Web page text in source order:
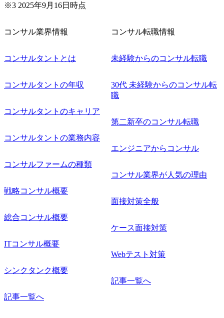
きます。 ● 勤務地 東京都渋谷区渋谷3丁目6-7 渋谷金王タワ
則により就業時間内の喫煙を全面的に禁止 ・禁煙サポート
制度あり オンライン ● 必須要件 以下いずれかのご経験をお
件定義～基本設計など上流経験2年以上 ・PMO経験2年以上
工程の経験 ・サブリーダー以上のマネジメント経験 ・お客
様との折衝経験、交渉経験 ・組織課題に対して主体的に業
務改善に取り組まれたご経験 ・アジャイル/スクラムへの興
味関心 ● 求める人物像 ・リーダーシップが取れる方/一人称
で主体的に動ける方 ・年齢にこだわらず、アドバイスを素
直に受け取れる方 ・推進力のある方
※3 2025年9月16日時点
コンサル業界情報
コンサルタントとは
コンサルタントの年収
コンサルタントのキャリア
コンサルタントの業務内容
コンサルファームの種類
戦略コンサル概要
総合コンサル概要
ITコンサル概要
シンクタンク概要
記事一覧へ
コンサル転職情報
未経験からのコンサル転職
30代 未経験からのコンサル転
職
第二新卒のコンサル転職
エンジニアからコンサル
コンサル業界が人気の理由
面接対策全般
ケース面接対策
Webテスト対策
記事一覧へ